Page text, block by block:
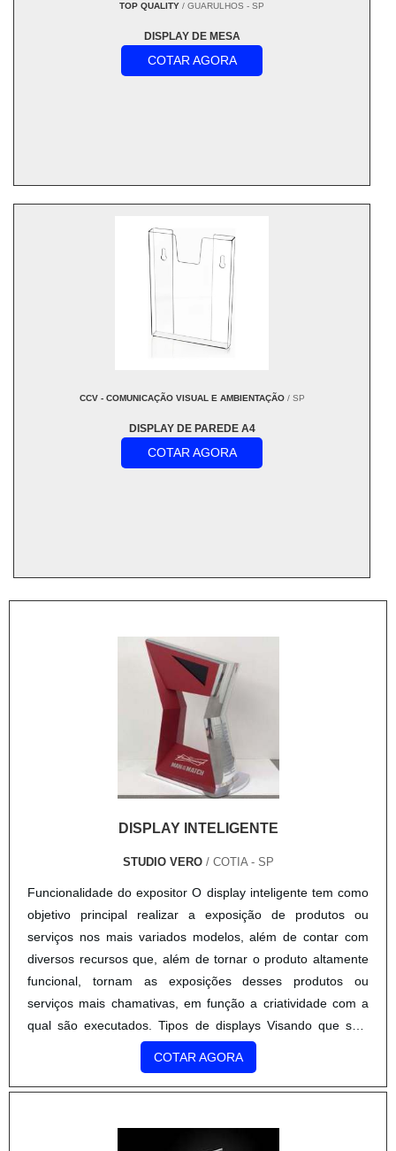
TOP QUALITY / GUARULHOS - SP
DISPLAY DE MESA
COTAR AGORA
CCV - COMUNICAÇÃO VISUAL E AMBIENTAÇÃO/ SP
DISPLAY DE PAREDE A4
COTAR AGORA
DISPLAY INTELIGENTE
STUDIO VERO / COTIA - SP
Funcionalidade do expositor O display inteligente tem como
objetivo principal realizar a exposição de produtos ou
serviços nos mais variados modelos, além de contar com
diversos recursos que, além de tornar o produto altamente
funcional, tornam as exposições desses produtos ou
serviços mais chamativas, em função a criatividade com a
qual são executados. Tipos de displays Visando que seja
versátil, o display inteligente pode oferecer c...
COTAR AGORA